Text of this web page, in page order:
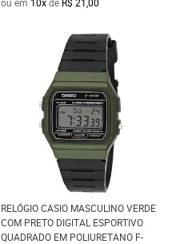
RELÓGIO CASIO MASCULINO VERDE
COM PRETO DIGITAL ESPORTIVO
QUADRADO EM POLIURETANO F-